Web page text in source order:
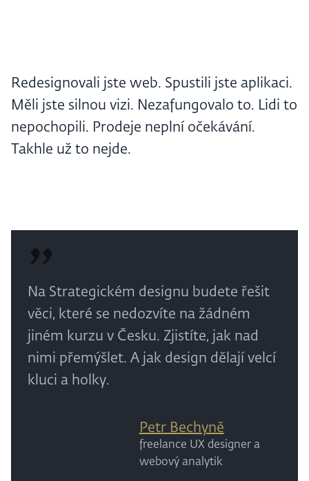
Redesignovali jste web. Spustili jste aplikaci.
Měli jste silnou vizi. Nezafungovalo to. Lidi to
nepochopili. Prodeje neplní očekávání.
Takhle už to nejde.
Na Strategickém designu budete řešit
věci, které se nedozvíte na žádném
jiném kurzu v Česku. Zjistíte, jak nad
nimi přemýšlet. A jak design dělají velcí
kluci a holky.
Petr Bechyně
freelance UX designer a
webový analytik